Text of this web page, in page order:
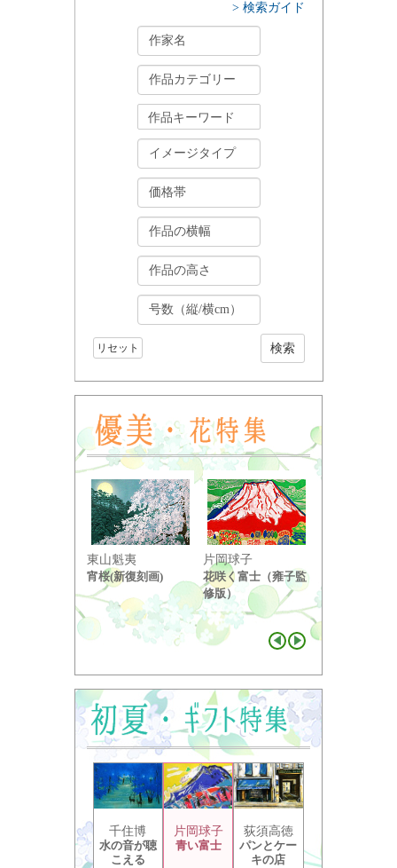
> 検索ガイド
リセット
東山魁夷
宵桜(新復刻画)
片岡球子
花咲く富士（雍子監
修版）
千住博
水の音が聴
こえる
片岡球子
青い富士
荻須高徳
パンとケー
キの店